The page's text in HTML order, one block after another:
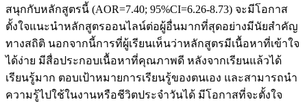
สนุกกับหลักสูตรนี้ (AOR=7.40; 95%CI=6.26-8.73) จะมีโอกาส
ตั้งใจแนะนำหลักสูตรออนไลน์ต่อผู้อื่นมากที่สุดอย่างมีนัยสำคัญ
ทางสถิติ นอกจากนี้การที่ผู้เรียนเห็นว่าหลักสูตรมีเนื้อหาที่เข้าใจ
ได้ง่าย มีสื่อประกอบเนื้อหาที่คุณภาพดี หลังจากเรียนแล้วได้
เรียนรู้มาก ตอบเป้าหมายการเรียนรู้ของตนเอง และสามารถนำ
ความรู้ไปใช้ในงานหรือชีวิตประจำวันได้ มีโอกาสที่จะตั้งใจ